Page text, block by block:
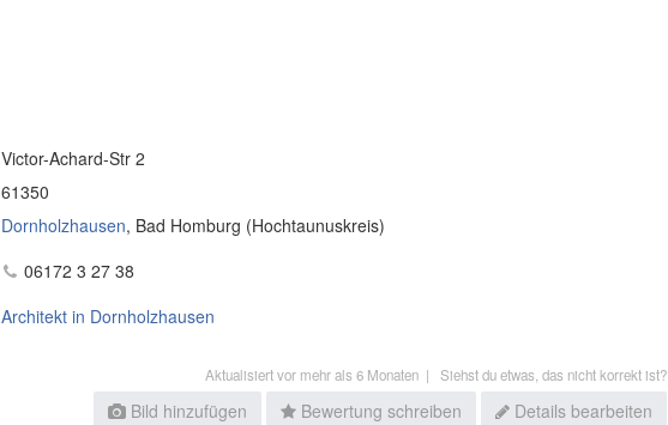
Victor-Achard-Str 2
61350
Dornholzhausen, Bad Homburg (Hochtaunuskreis)
06172 3 27 38
Architekt in Dornholzhausen
Aktualisiert vor mehr als 6 Monaten | Siehst du etwas, das nicht korrekt ist?
Bild hinzufügen Bewertung schreiben Details bearbeiten